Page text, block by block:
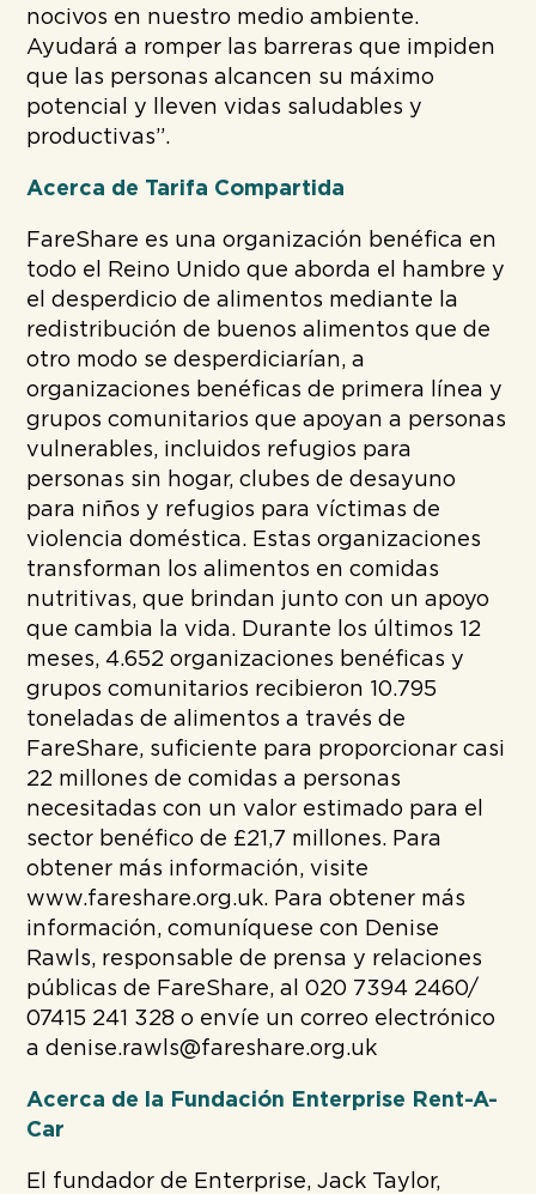
nocivos en nuestro medio ambiente.
Ayudará a romper las barreras que impiden
que las personas alcancen su máximo
potencial y lleven vidas saludables y
productivas”.
Acerca de Tarifa Compartida
FareShare es una organización benéfica en
todo el Reino Unido que aborda el hambre y
el desperdicio de alimentos mediante la
redistribución de buenos alimentos que de
otro modo se desperdiciarían, a
organizaciones benéficas de primera línea y
grupos comunitarios que apoyan a personas
vulnerables, incluidos refugios para
personas sin hogar, clubes de desayuno
para niños y refugios para víctimas de
violencia doméstica. Estas organizaciones
transforman los alimentos en comidas
nutritivas, que brindan junto con un apoyo
que cambia la vida. Durante los últimos 12
meses, 4.652 organizaciones benéficas y
grupos comunitarios recibieron 10.795
toneladas de alimentos a través de
FareShare, suficiente para proporcionar casi
22 millones de comidas a personas
necesitadas con un valor estimado para el
sector benéfico de £21,7 millones. Para
obtener más información, visite
www.fareshare.org.uk. Para obtener más
información, comuníquese con Denise
Rawls, responsable de prensa y relaciones
públicas de FareShare, al 020 7394 2460/
07415 241 328 o envíe un correo electrónico
a denise.rawls@fareshare.org.uk
Acerca de la Fundación Enterprise Rent-A-
Car
El fundador de Enterprise, Jack Taylor,